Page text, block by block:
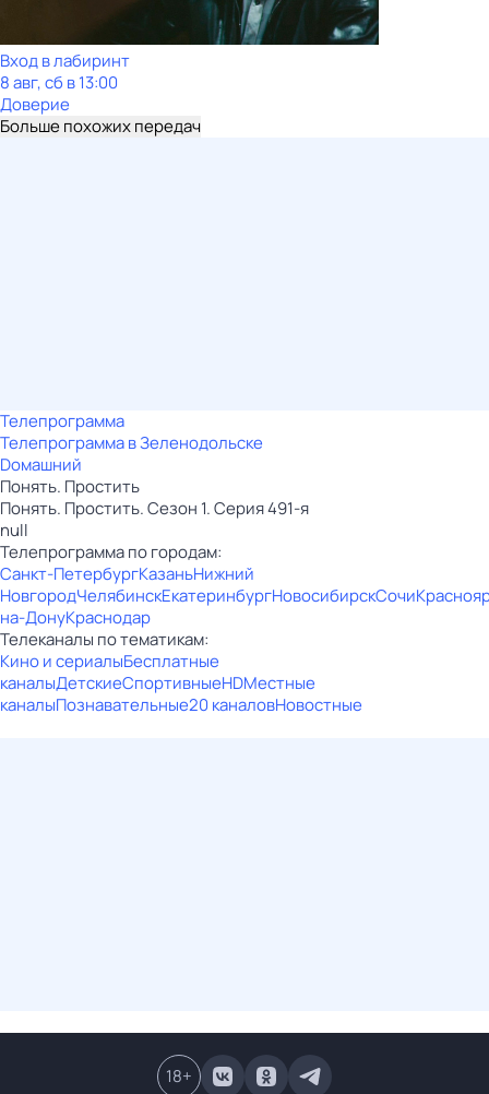
Вход в лабиринт
8 авг, сб в 13:00
Доверие
Больше похожих передач
Телепрограмма
Телепрограмма в Зеленодольске
Dомашний
Понять. Простить
Понять. Простить. Сезон 1. Серия 491-я
null
Телепрограмма по городам:
Санкт-ПетербургКазаньНижний
НовгородЧелябинскЕкатеринбургНовосибирскСочи
на-ДонуКраснодар
Телеканалы по тематикам:
Кино и сериалыБесплатные
каналыДетскиеСпортивныеHDМестные
каналыПознавательные20 каналовНовостные
18+